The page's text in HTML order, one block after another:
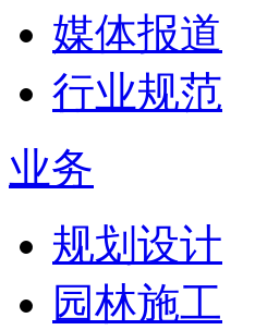
媒体报道
行业规范
业务
规划设计
园林施工